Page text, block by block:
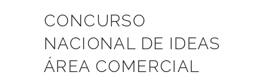
CONCURSO
NACIONAL DE IDEAS
ÁREA COMERCIAL